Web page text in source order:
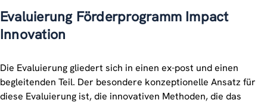
Evaluierung Förderprogramm Impact
Innovation
Die Evaluierung gliedert sich in einen ex-post und einen
begleitenden Teil. Der besondere konzeptionelle Ansatz für
diese Evaluierung ist, die innovativen Methoden, die das